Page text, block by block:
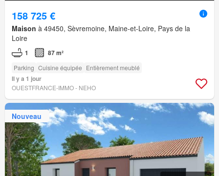
158 725 €
Maison à 49450, Sèvremoine, Maine-et-Loire, Pays de la
Loire
1 87 m²
Parking Cuisine équipée Entièrement meublé
Il y a 1 jour
OUESTFRANCE-IMMO - NEHO
Nouveau